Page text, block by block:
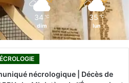
34 ℃
dim
35 ℃
lun
nécrologique | Décès de